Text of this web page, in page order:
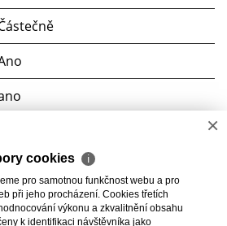
Internet
×
cookies ℹ
pro samotnou funkčnost webu a pro
při jeho procházení. Cookies třetích
výkonu a zkvalitnění obsahu
k identifikaci návštěvníka jako